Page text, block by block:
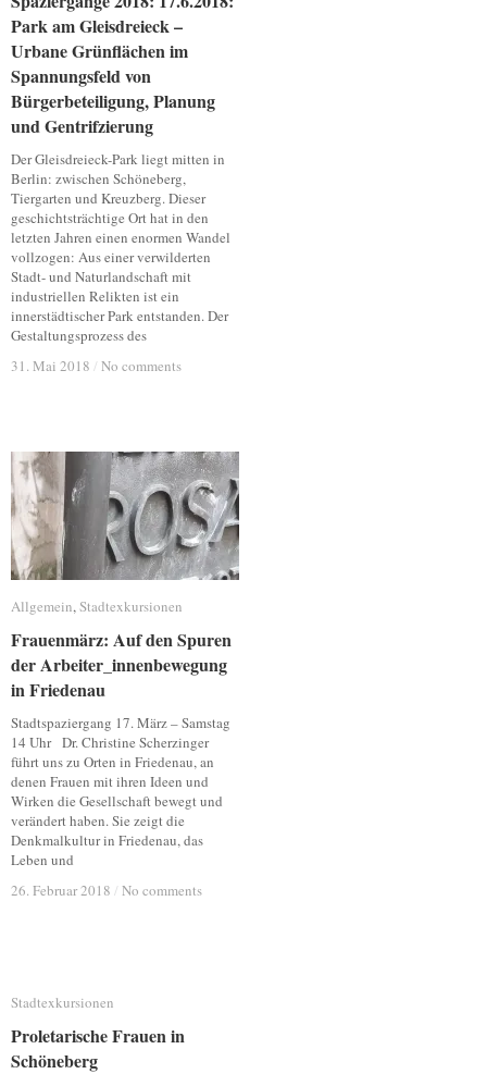
Park am Gleisdreieck –
Urbane Grünflächen im
Spannungsfeld von
Bürgerbeteiligung, Planung
und Gentrifzierung
Der Gleisdreieck-Park liegt mitten in
Berlin: zwischen Schöneberg,
Tiergarten und Kreuzberg. Dieser
geschichtsträchtige Ort hat in den
letzten Jahren einen enormen Wandel
vollzogen: Aus einer verwilderten
Stadt- und Naturlandschaft mit
industriellen Relikten ist ein
innerstädtischer Park entstanden. Der
Gestaltungsprozess des
31. Mai 2018 / No comments
Park am Gleisdreieck –
Urbane Grünflächen im
Spannungsfeld von
Bürgerbeteiligung, Planung
und Gentrifzierung
31. Mai 2018 / No comments
Allgemein,Stadtexkursionen
Frauenmärz: Auf den Spuren
der Arbeiter_innenbewegung
in Friedenau
Stadtspaziergang 17. März – Samstag
14 Uhr Dr. Christine Scherzinger
führt uns zu Orten in Friedenau, an
denen Frauen mit ihren Ideen und
Wirken die Gesellschaft bewegt und
verändert haben. Sie zeigt die
Denkmalkultur in Friedenau, das
Leben und
26. Februar 2018 / No comments
Allgemein Stadtexkursionen
Frauenmärz: Auf den Spuren
der Arbeiter_innenbewegung
in Friedenau
26. Februar 2018 / No comments
Stadtexkursionen
Proletarische Frauen in
Schöneberg
Stadtexkursionen
Proletarische Frauen in
Schöneberg